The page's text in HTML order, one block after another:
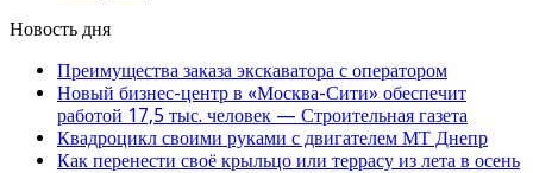
Новость дня
Преимущества заказа экскаватора с оператором
Новый бизнес-центр в «Москва-Сити» обеспечит
работой 17,5 тыс. человек — Строительная газета
Квадроцикл своими руками с двигателем МТ Днепр
Как перенести своё крыльцо или террасу из лета в осень